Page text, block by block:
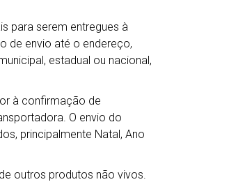
para serem entregues à
de envio até o endereço,
estadual ou nacional,
à confirmação de
O envio do
principalmente Natal, Ano
outros produtos não vivos.